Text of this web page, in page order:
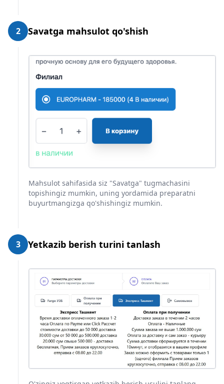
2 Savatga mahsulot qo'shish
Mahsulot sahifasida siz "Savatga" tugmachasini
topishingiz mumkin, uning yordamida preparatni
buyurtmangizga qo'shishingiz mumkin.
3 Yetkazib berish turini tanlash